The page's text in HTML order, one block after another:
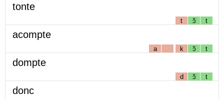
tonte
t ɔ̃ t
acompte
a k ɔ̃ t
dompte
d ɔ̃ t
donc